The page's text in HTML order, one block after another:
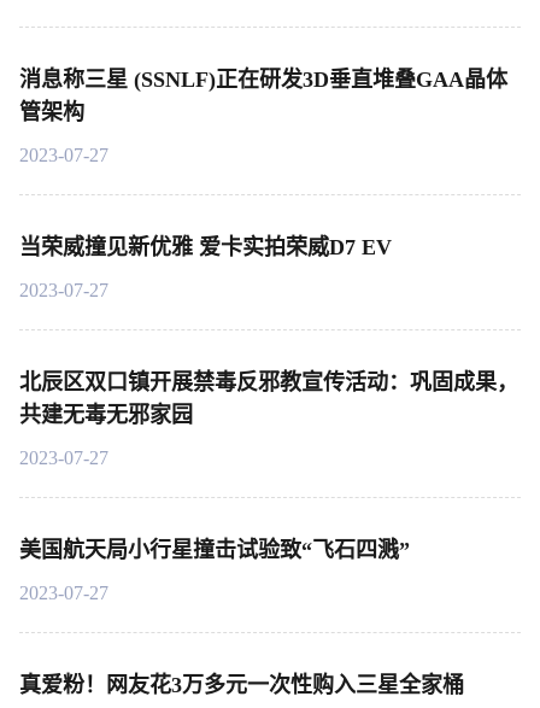
消息称三星 (SSNLF)正在研发3D垂直堆叠GAA晶体
管架构
2023-07-27
当荣威撞见新优雅 爱卡实拍荣威D7 EV
2023-07-27
北辰区双口镇开展禁毒反邪教宣传活动：巩固成果，
共建无毒无邪家园
2023-07-27
美国航天局小行星撞击试验致“飞石四溅”
2023-07-27
真爱粉！网友花3万多元一次性购入三星全家桶